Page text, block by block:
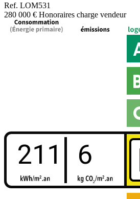
Ref. LOM531
280 000 € Honoraires charge vendeur
211 6